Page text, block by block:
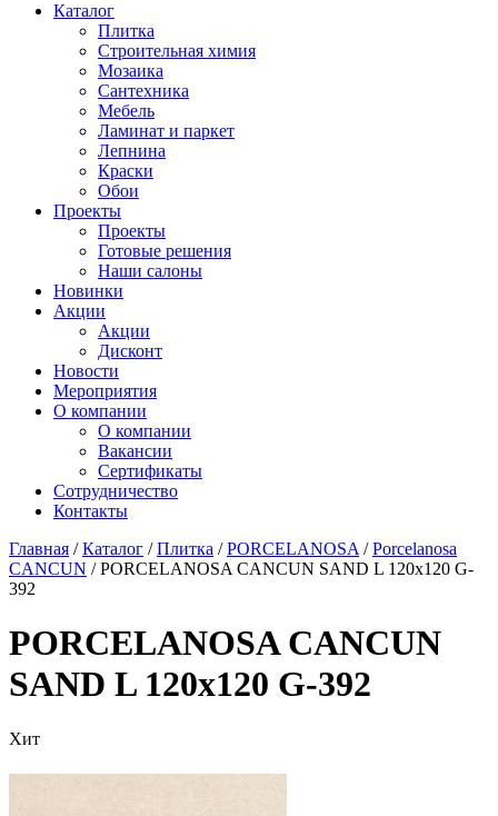
Каталог
Плитка
Строительная химия
Мозаика
Сантехника
Мебель
Ламинат и паркет
Лепнина
Краски
Обои
Проекты
Проекты
Готовые решения
Наши салоны
Новинки
Акции
Акции
Дисконт
Новости
Мероприятия
О компании
О компании
Вакансии
Сертификаты
Сотрудничество
Контакты
Главная /Каталог /Плитка /PORCELANOSA /Porcelanosa
CANCUN /PORCELANOSA CANCUN SAND L 120х120 G-
392
PORCELANOSA CANCUN
SAND L 120х120 G-392
Хит